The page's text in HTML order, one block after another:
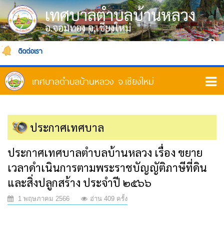
เทศบาลตำบลบ้านหลวง
อ.จอมทอง จ.เชียงใหม่
ติดต่อเรา
ประกาศเทศบาล
ประกาศเทศบาลตำบลบ้านหลวง เรื่อง ขยาย
เวลาดำเนินการตามพระราชบัญญัติภาษีที่ดิน
และสิ่งปลูกสร้าง ประจำปี ๒๕๖๖
1 พฤษภาคม 2566 อ่าน 409 ครั้ง